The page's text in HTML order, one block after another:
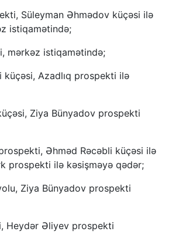
Süleyman Əhmədov küçəsi ilə
istiqamətində;
mərkəz istiqamətində;
küçəsi, Azadlıq prospekti ilə
Ziya Bünyadov prospekti
Əhməd Rəcəbli küçəsi ilə
prospekti ilə kəsişməyə qədər;
Ziya Bünyadov prospekti
Heydər Əliyev prospekti